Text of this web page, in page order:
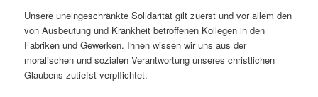
Unsere uneingeschränkte Solidarität gilt zuerst und vor allem den
von Ausbeutung und Krankheit betroffenen Kollegen in den
Fabriken und Gewerken. Ihnen wissen wir uns aus der
moralischen und sozialen Verantwortung unseres christlichen
Glaubens zutiefst verpflichtet.